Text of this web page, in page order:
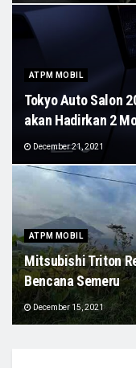
ATPM MOBIL
Tokyo Auto Salon
akan Hadirkan 2
December 21, 2021
ATPM MOBIL
Mitsubishi Triton
Bencana Semeru
December 15, 2021